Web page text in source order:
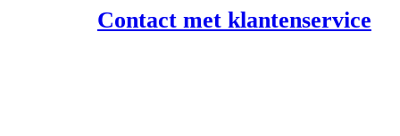
Contact met klantenservice